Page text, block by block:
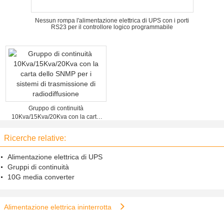
Nessun rompa l'alimentazione elettrica di UPS con i porti
RS23 per il controllore logico programmabile
Gruppo di continuità
10Kva/15Kva/20Kva con la carta
trasmissione di radiodiffusione
Ricerche relative:
Alimentazione elettrica di UPS
Gruppi di continuità
10G media converter
Alimentazione elettrica ininterrotta